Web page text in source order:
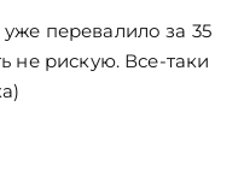
перевалило за 35
не рискую. Все-таки